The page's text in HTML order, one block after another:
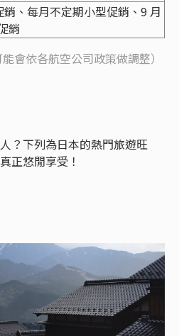
、每月不定期小型促銷、9 月
銷
會依各航空公司政策做調整）
？下列為日本的熱門旅遊旺
正悠閒享受！